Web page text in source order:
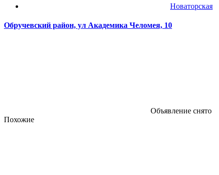
Новаторская
Обручевский район, ул Академика Челомея, 10
Объявление снято
Похожие